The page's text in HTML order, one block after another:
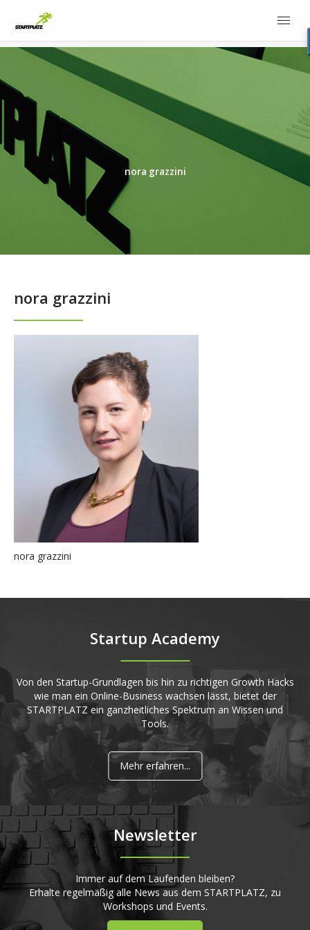
nora grazzini
nora grazzini
nora grazzini
Startup Academy
Von den Startup-Grundlagen bis hin zu richtigen Growth Hacks
wie man ein Online-Business wachsen lässt, bietet der
STARTPLATZ ein ganzheitliches Spektrum an Wissen und
Tools.
Mehr erfahren...
Newsletter
Immer auf dem Laufenden bleiben?
Erhalte regelmäßig alle News aus dem STARTPLATZ, zu
Workshops und Events.